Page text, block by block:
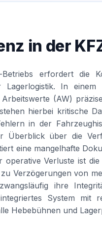
in der
erfordert die
In einem
(AW)
hierbei kritische
in der
Überblick über die
eine mangelhafte
Verluste ist
Verzögerungen von
ihre
System mit
Hebebühnen und